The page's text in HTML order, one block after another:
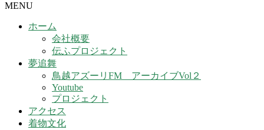
MENU
ホーム
会社概要
伝ふプロジェクト
夢追舞
鳥越アズーリFM アーカイブVol２
Youtube
プロジェクト
アクセス
着物文化